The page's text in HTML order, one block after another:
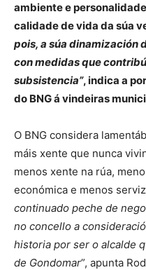
ambiente e
calidade de vida da súa
pois, a súa dinamización
con medidas que
subsistencia”, indica a
do BNG á vindeiras
O BNG considera
máis xente que nunca
menos xente na rúa,
económica e menos
continuado peche de
no concello a
historia por ser o alcalde
de Gondomar”, apunta